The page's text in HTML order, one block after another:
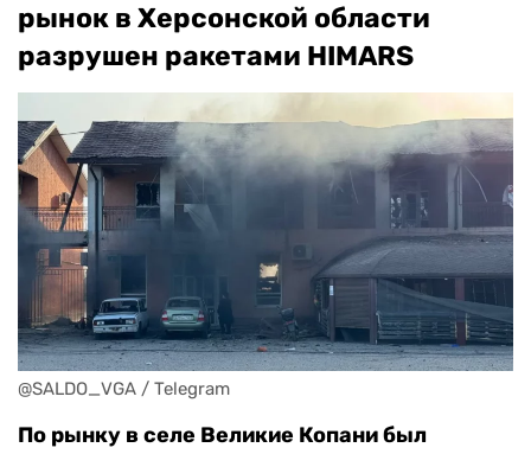
рынок в Херсонской области
разрушен ракетами HIMARS
@SALDO_VGA / Telegram
По рынку в селе Великие Копани был